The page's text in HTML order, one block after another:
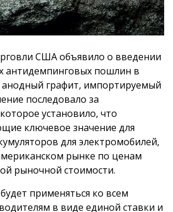
США объявило о введении
антидемпинговых пошлин в
анодный графит, импортируемый
последовало за
установило, что
ключевое значение для
для электромобилей,
рынке по ценам
рыночной стоимости.
применяться ко всем
в виде единой ставки и